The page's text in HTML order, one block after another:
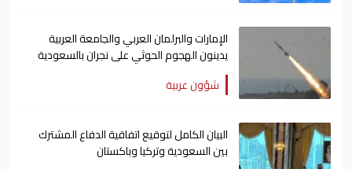
الإمارات والبرلمان العربي والجامعة العربية
يدينون الهجوم الحوثي على نجران بالسعودية
شؤون عربية
البيان الكامل لتوقيع اتفاقية الدفاع المشترك
بين السعودية وتركيا وباكستان